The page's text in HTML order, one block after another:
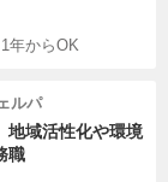
1年からOK
ルパ
地域活性化や環境
職